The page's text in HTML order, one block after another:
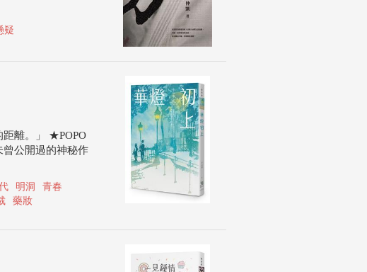
疑
距離。」 ★POPO
公開過的神秘作
明洞
青春
藥妝